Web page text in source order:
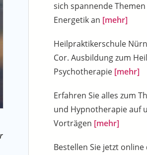
sich spannende
Energetik an [mehr]
Heilpraktikerschule
Cor. Ausbildung zum
Psychotherapie [mehr]
Erfahren Sie alles zum
und Hypnotherapie auf
Vorträgen [mehr]
Bestellen Sie jetzt online